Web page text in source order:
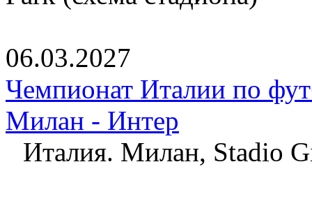
06.03.2027
Чемпионат Италии по
Милан - Интер
Италия. Милан, Stadio